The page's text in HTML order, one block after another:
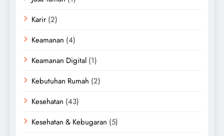
Karir (2)
Keamanan (4)
Keamanan Digital (1)
Kebutuhan Rumah (2)
Kesehatan (43)
Kesehatan & Kebugaran (5)